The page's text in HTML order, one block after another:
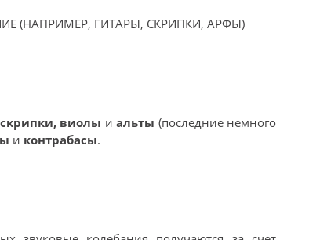
(НАПРИМЕР, ГИТАРЫ, СКРИПКИ, АРФЫ)
скрипки, виолы иальты (последние немного
и контрабасы.